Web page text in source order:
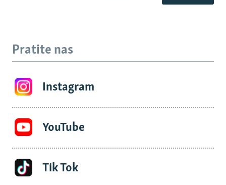
Pratite nas
Instagram
YouTube
Tik Tok